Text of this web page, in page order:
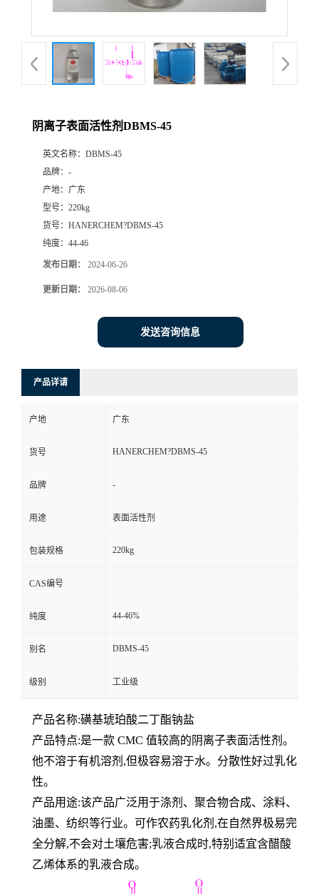
阴离子表面活性剂DBMS-45
英文名称： DBMS-45
品牌： -
产地： 广东
型号： 220kg
货号： HANERCHEM?DBMS-45
纯度： 44-46
发布日期： 2024-06-26
更新日期： 2026-08-06
发送咨询信息
产品详请
产地 广东
货号 HANERCHEM?DBMS-45
品牌 -
用途 表面活性剂
包装规格 220kg
CAS编号
纯度 44-46%
别名 DBMS-45
级别 工业级
产品名称:磺基琥珀酸二丁酯钠盐
产品特点:是一款 CMC 值较高的阴离子表面活性剂。
他不溶于有机溶剂,但极容易溶于水。分散性好过乳化
性。
产品用途:该产品广泛用于涤剂、聚合物合成、涂料、
油墨、纺织等行业。可作农药乳化剂,在自然界极易完
全分解,不会对土壤危害;乳液合成时,特别适宜含醋酸
乙烯体系的乳液合成。